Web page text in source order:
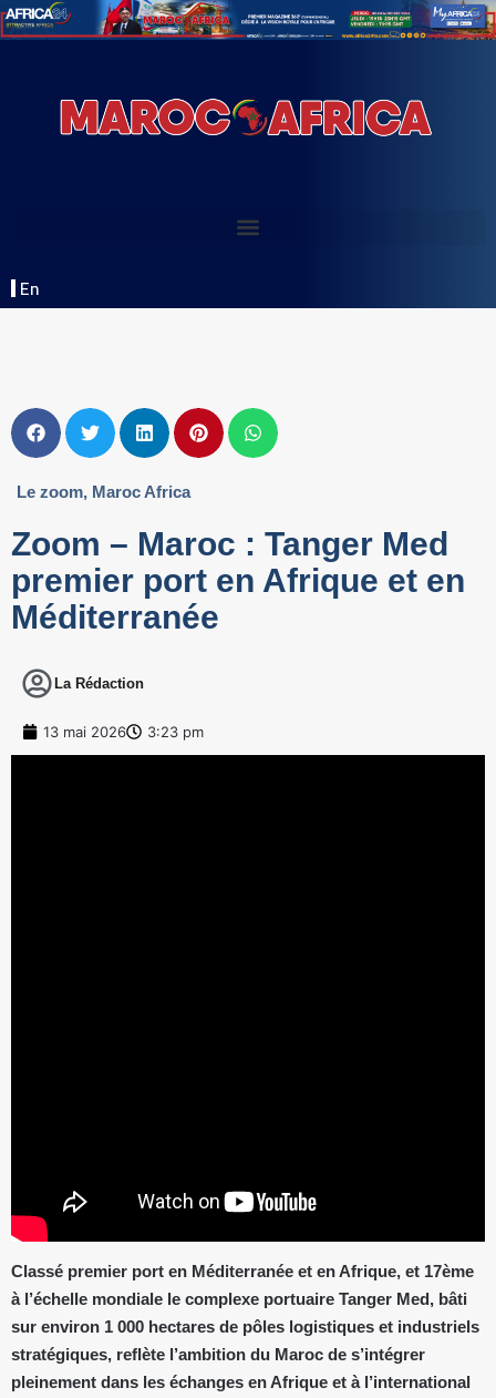
En
Le zoom, Maroc Africa
Zoom – Maroc : Tanger Med
premier port en Afrique et en
Méditerranée
La Rédaction
13 mai 2026 3:23 pm
Classé premier port en Méditerranée et en Afrique, et 17ème
à l’échelle mondiale le complexe portuaire Tanger Med, bâti
sur environ 1 000 hectares de pôles logistiques et industriels
stratégiques, reflète l’ambition du Maroc de s’intégrer
pleinement dans les échanges en Afrique et à l’international